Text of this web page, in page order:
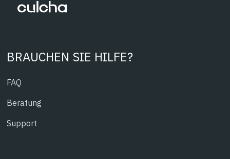
BRAUCHEN SIE HILFE?
FAQ
Beratung
Support